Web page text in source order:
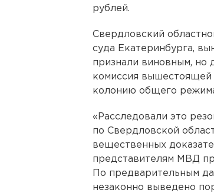
рублей.
Свердловский
суда Екатеринбурга,
признали виновным, но
комиссия вышестоящей
колонию общего
«Расследовали это
по Свердловской
вещественных
представителям МВД
По предварительным
незаконно выведено